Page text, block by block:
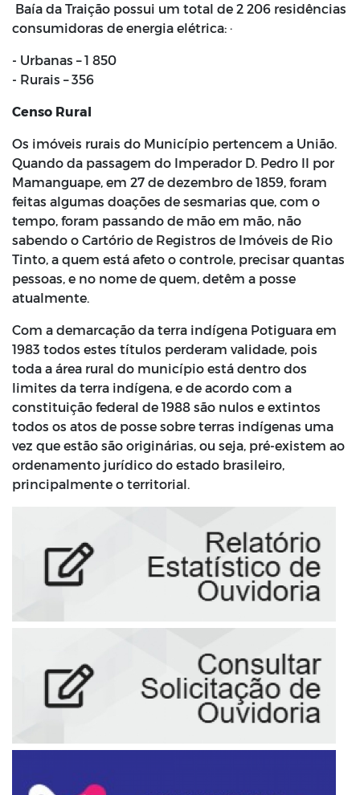
Baía da Traição possui um total de 2 206 residências
consumidoras de energia elétrica: ·
- Urbanas – 1 850
- Rurais – 356
Censo Rural
Os imóveis rurais do Município pertencem a União.
Quando da passagem do Imperador D. Pedro II por
Mamanguape, em 27 de dezembro de 1859, foram
feitas algumas doações de sesmarias que, com o
tempo, foram passando de mão em mão, não
sabendo o Cartório de Registros de Imóveis de Rio
Tinto, a quem está afeto o controle, precisar quantas
pessoas, e no nome de quem, detêm a posse
atualmente.
Com a demarcação da terra indígena Potiguara em
1983 todos estes títulos perderam validade, pois
toda a área rural do município está dentro dos
limites da terra indígena, e de acordo com a
constituição federal de 1988 são nulos e extintos
todos os atos de posse sobre terras indígenas uma
vez que estão são originárias, ou seja, pré-existem ao
ordenamento jurídico do estado brasileiro,
principalmente o territorial.